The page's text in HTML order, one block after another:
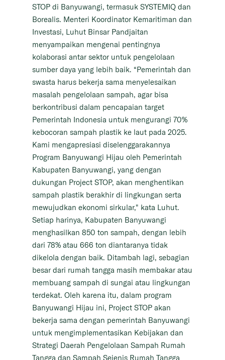
STOP di Banyuwangi, termasuk SYSTEMIQ dan
Borealis. Menteri Koordinator Kemaritiman dan
Investasi, Luhut Binsar Pandjaitan
menyampaikan mengenai pentingnya
kolaborasi antar sektor untuk pengelolaan
sumber daya yang lebih baik. “Pemerintah dan
swasta harus bekerja sama menyelesaikan
masalah pengelolaan sampah, agar bisa
berkontribusi dalam pencapaian target
Pemerintah Indonesia untuk mengurangi 70%
kebocoran sampah plastik ke laut pada 2025.
Kami mengapresiasi diselenggarakannya
Program Banyuwangi Hijau oleh Pemerintah
Kabupaten Banyuwangi, yang dengan
dukungan Project STOP, akan menghentikan
sampah plastik berakhir di lingkungan serta
mewujudkan ekonomi sirkular," kata Luhut.
Setiap harinya, Kabupaten Banyuwangi
menghasilkan 850 ton sampah, dengan lebih
dari 78% atau 666 ton diantaranya tidak
dikelola dengan baik. Ditambah lagi, sebagian
besar dari rumah tangga masih membakar atau
membuang sampah di sungai atau lingkungan
terdekat. Oleh karena itu, dalam program
Banyuwangi Hijau ini, Project STOP akan
bekerja sama dengan pemerintah Banyuwangi
untuk mengimplementasikan Kebijakan dan
Strategi Daerah Pengelolaan Sampah Rumah
Tangga dan Sampah Sejenis Rumah Tangga